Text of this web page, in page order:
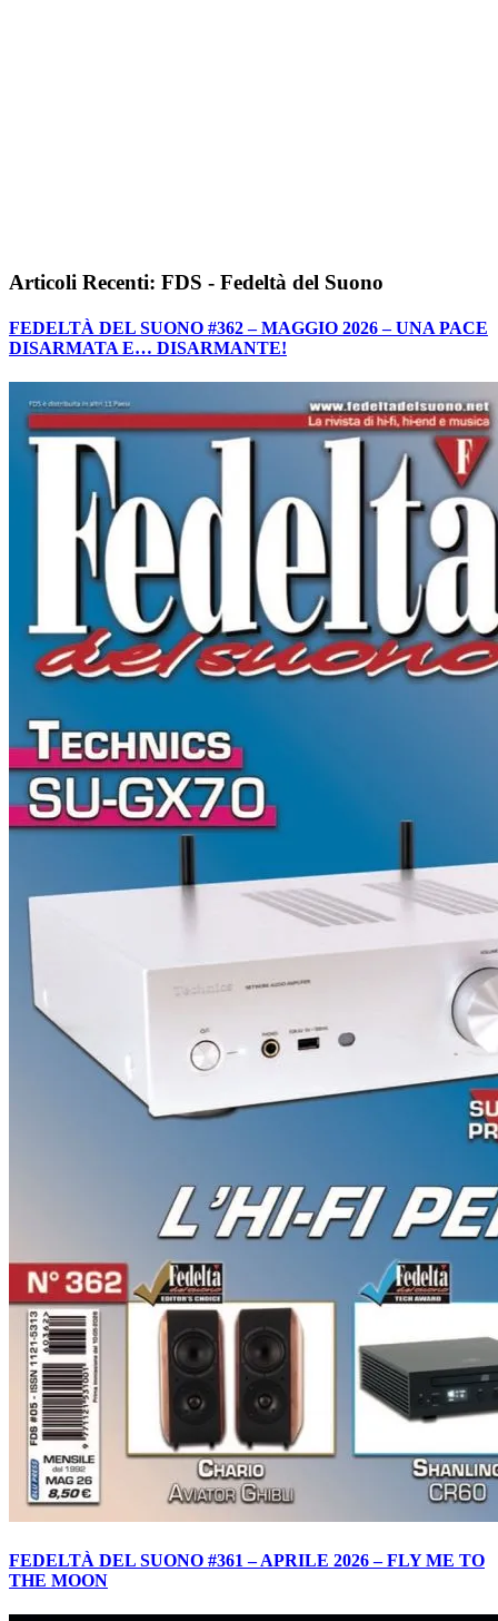
Articoli Recenti: FDS - Fedeltà del Suono
FEDELTÀ DEL SUONO #362 – MAGGIO 2026 – UNA PACE
DISARMATA E… DISARMANTE!
FEDELTÀ DEL SUONO #361 – APRILE 2026 – FLY ME TO
THE MOON